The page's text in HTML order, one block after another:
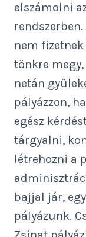
elszámolni
nem
tönkre
netán
pályázzon,
egész
tárgyalni,
létrehozni a
bajjal jár,
pályázunk.